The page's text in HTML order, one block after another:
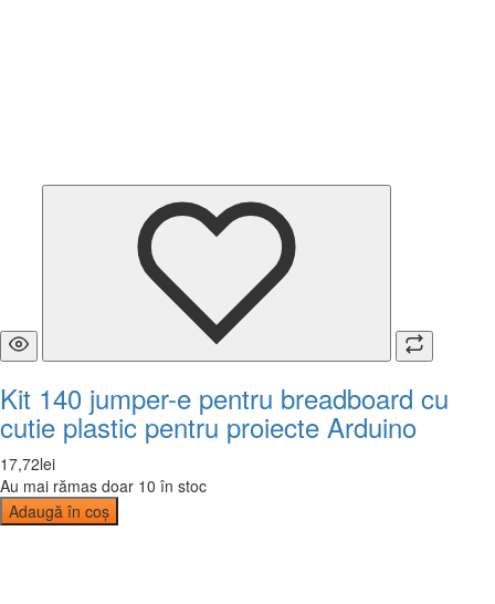
Kit 140 jumper-e pentru breadboard cu
cutie plastic pentru proiecte Arduino
17,72lei
Au mai rămas doar 10 în stoc
Adaugă în coș